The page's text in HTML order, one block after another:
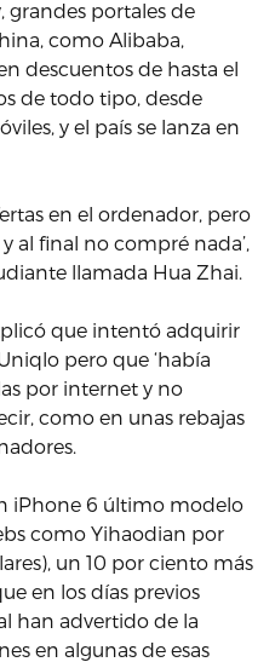
grandes portales de
como Alibaba,
descuentos de hasta el
de todo tipo, desde
y el país se lanza en
en el ordenador, pero
al final no compré nada’,
llamada Hua Zhai.
que intentó adquirir
pero que ‘había
por internet y no
como en unas rebajas
iPhone 6 último modelo
como Yihaodian por
un 10 por ciento más
en los días previos
han advertido de la
en algunas de esas